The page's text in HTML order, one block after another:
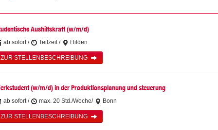
Aushilfskraft (w/m/d)
ab sofort / Teilzeit / Hilden
ZUR STELLENBESCHREIBUNG
(w/m/d) in der Produktionsplanung und steuerung
ab sofort / max. 20 Std./Woche/ Bonn
ZUR STELLENBESCHREIBUNG